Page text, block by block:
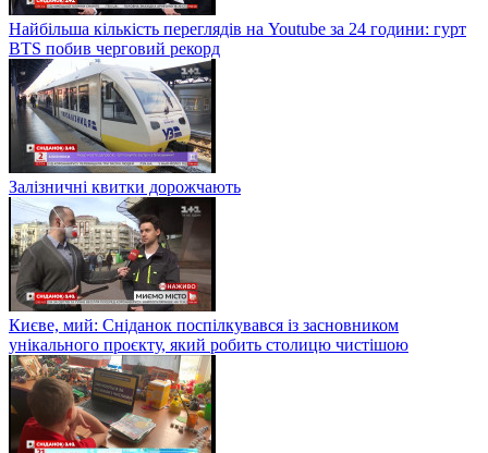
Найбільша кількість переглядів на Youtube за 24 години: гурт
BTS побив черговий рекорд
Залізничні квитки дорожчають
Києве, мий: Сніданок поспілкувався із засновником
унікального проєкту, який робить столицю чистішою